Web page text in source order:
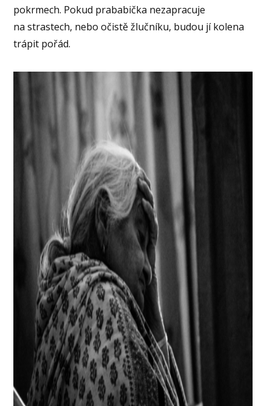
pokrmech. Pokud prababička nezapracuje
na strastech, nebo očistě žlučníku, budou jí kolena
trápit pořád.